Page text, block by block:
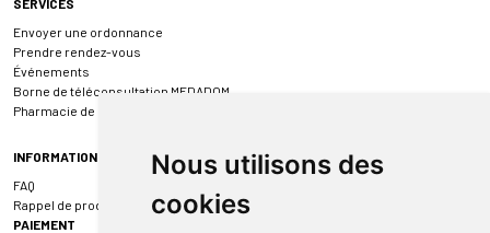
Nous utilisons des
cookies
SERVICES
Envoyer une ordonnance
Prendre rendez-vous
Événements
Borne de téléconsultation MEDADOM
Pharmacie de garde
INFORMATIONS
FAQ
Rappel de produit
PAIEMENT